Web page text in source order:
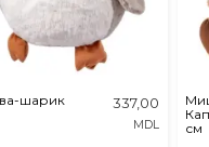
шарик 337,00
MDL
см